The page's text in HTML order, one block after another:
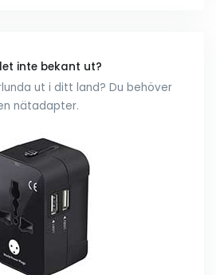
inte bekant ut?
ut i ditt land? Du behöver
nätadapter.